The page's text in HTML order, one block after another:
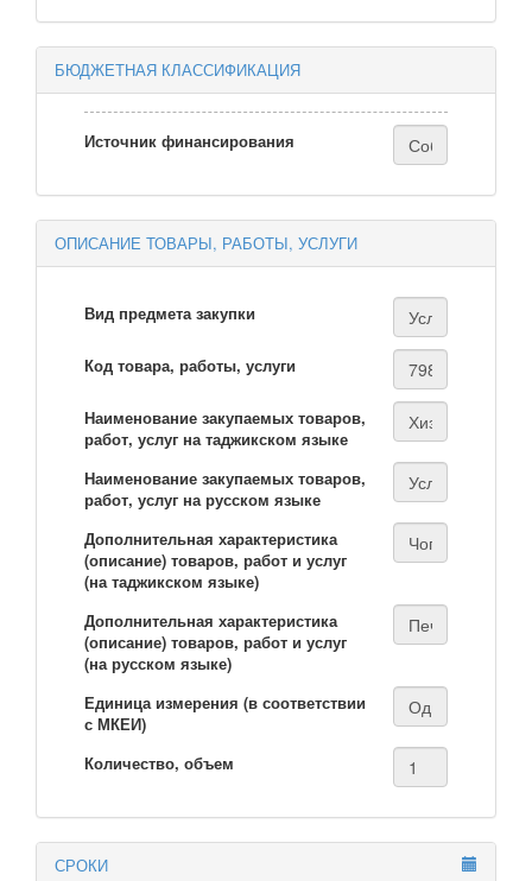
БЮДЖЕТНАЯ КЛАССИФИКАЦИЯ
Источник финансирования
ОПИСАНИЕ ТОВАРЫ, РАБОТЫ, УСЛУГИ
Вид предмета закупки
Код товара, работы, услуги
Наименование закупаемых товаров,
работ, услуг на таджикском языке
Наименование закупаемых товаров,
работ, услуг на русском языке
Дополнительная характеристика
(описание) товаров, работ и услуг
(на таджикском языке)
Дополнительная характеристика
(описание) товаров, работ и услуг
(на русском языке)
Единица измерения (в соответствии
с МКЕИ)
Количество, объем
СРОКИ